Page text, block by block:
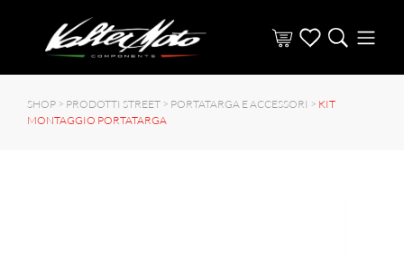
SHOP > PRODOTTI STREET > PORTATARGA E ACCESSORI > KIT
MONTAGGIO PORTATARGA